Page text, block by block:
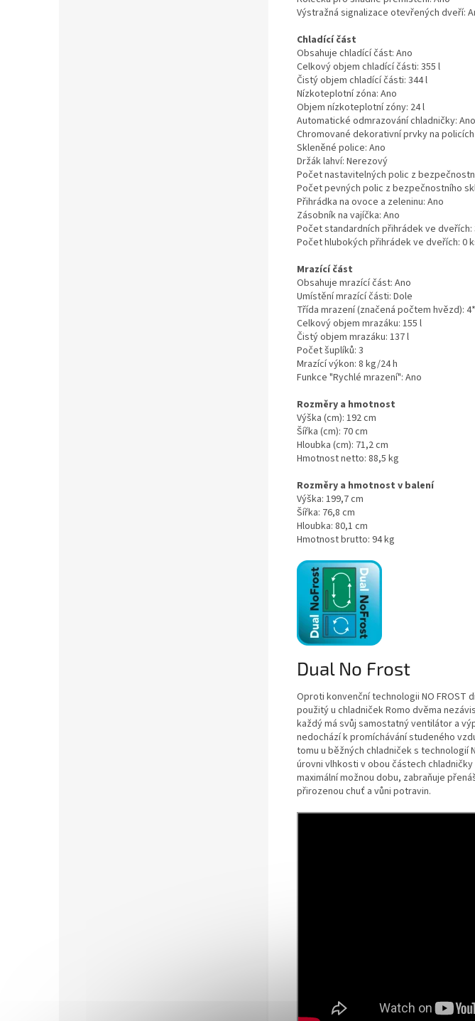
Výstražná signalizace otevřených dveří:
Chladící část
Obsahuje chladící část: Ano
Celkový objem chladící části: 355 l
Čistý objem chladící části: 344 l
Nízkoteplotní zóna: Ano
Objem nízkoteplotní zóny: 24 l
Automatické odmrazování chladničky: Ano
Chromované dekorativní prvky na
Skleněné police: Ano
Držák lahví: Nerezový
Počet nastavitelných polic z
Počet pevných polic z bezpečnostního
Přihrádka na ovoce a zeleninu: Ano
Zásobník na vajíčka: Ano
Počet standardních přihrádek ve dveřích:
Počet hlubokých přihrádek ve dveřích: 0
Mrazící část
Obsahuje mrazící část: Ano
Umístění mrazící části: Dole
Třída mrazení (značená počtem hvězd): 4*
Celkový objem mrazáku: 155 l
Čistý objem mrazáku: 137 l
Počet šuplíků: 3
Mrazící výkon: 8 kg/24 h
Funkce "Rychlé mrazení": Ano
Rozměry a hmotnost
Výška (cm): 192 cm
Šířka (cm): 70 cm
Hloubka (cm): 71,2 cm
Hmotnost netto: 88,5 kg
Rozměry a hmotnost v balení
Výška: 199,7 cm
Šířka: 76,8 cm
Hloubka: 80,1 cm
Hmotnost brutto: 94 kg
Dual No Frost
Oproti konvenční technologii NO FROST
použitý u chladniček Romo dvěma
každý má svůj samostatný ventilátor a
nedochází k promíchávání studeného
tomu u běžných chladniček s technologií
úrovni vlhkosti v obou částech
maximální možnou dobu, zabraňuje
přirozenou chuť a vůni potravin.